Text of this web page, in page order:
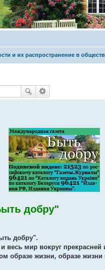
и их распространение в
добру"
добру".
весь мир вокруг
образе жизни, образе